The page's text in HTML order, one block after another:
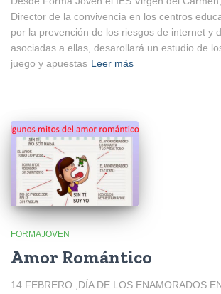
Director de la convivencia en los centros
por la prevención de los riesgos de internet y
asociadas a ellas, desarollará un estudio de
juego y apuestas Leer más
FORMAJOVEN
Amor Romántico
14 FEBRERO ,DÍA DE LOS ENAMORADOS